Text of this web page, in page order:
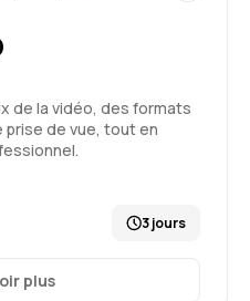
de la vidéo, des formats
de vue, tout en
3 jours
plus